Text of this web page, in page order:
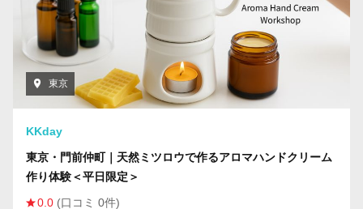
東京
KKday
東京・門前仲町｜天然ミツロウで作るアロマハンドクリーム
作り体験＜平日限定＞
0.0 (口コミ 0件)